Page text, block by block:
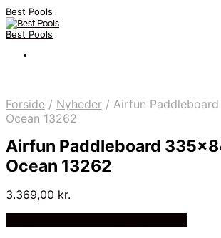
Best Pools
Best Pools
Forside / Nyheder / Airfun
Ocean 13262
Airfun Paddleboard
Ocean 13262
3.369,00 kr.